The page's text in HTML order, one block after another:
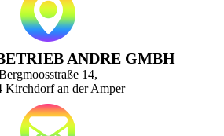
ANDRE GMBH
14,
Kirchdorf an der Amper